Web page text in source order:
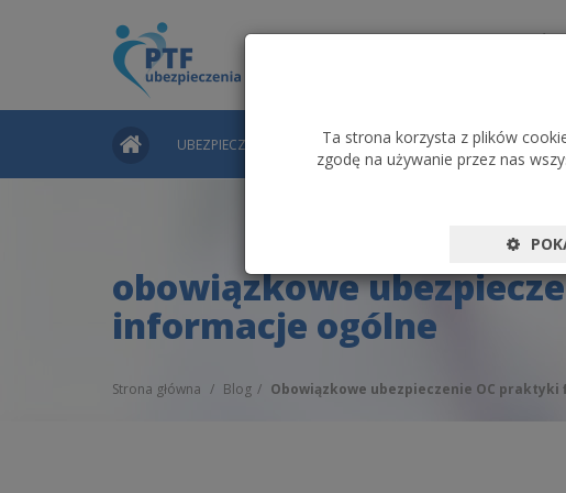
UBEZPIECZENIA ZAWODOWE WARUNKI UBEZPIECZENIA
obowiązkowe
informacje ogólne
Strona główna Blog Obowiązkowe ubezpieczenie OC
Ta strona korzysta z plików
zgodę na używanie przez nas